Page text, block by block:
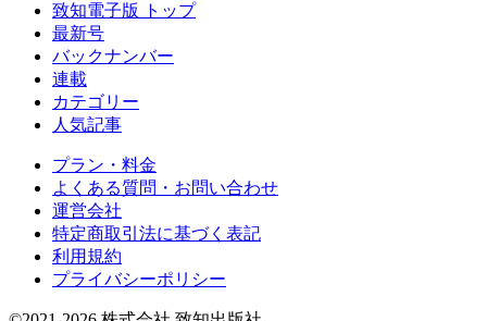
致知電子版 トップ
最新号
バックナンバー
連載
カテゴリー
人気記事
プラン・料金
よくある質問・お問い合わせ
運営会社
特定商取引法に基づく表記
利用規約
プライバシーポリシー